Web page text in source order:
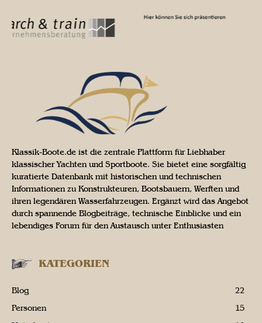
Klassik-Boote.de ist die zentrale Plattform für Liebhaber
klassischer Yachten und Sportboote. Sie bietet eine sorgfältig
kuratierte Datenbank mit historischen und technischen
Informationen zu Konstrukteuren, Bootsbauern, Werften und
ihren legendären Wasserfahrzeugen. Ergänzt wird das Angebot
durch spannende Blogbeiträge, technische Einblicke und ein
lebendiges Forum für den Austausch unter Enthusiasten
KATEGORIEN
Blog
22
Personen
15